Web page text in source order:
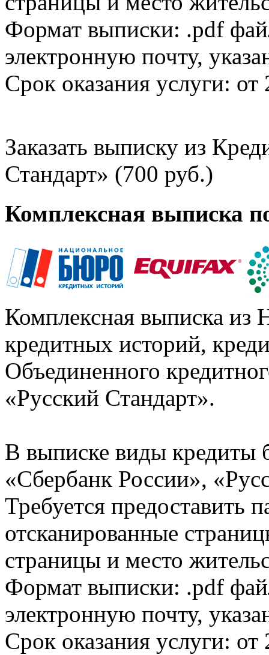
Формат выписки: .pdf
электронную почту,
Срок оказания услуги: от
Заказать выписку из
Стандарт» (700 руб.)
Комплексная выписка
Комплексная выписка из
кредитных историй,
Объединенного
«Русский Стандарт».
В выписке виды кредиты
«Сбербанк России»,
Требуется предоставить
отсканированные
страницы и место
Формат выписки: .pdf
электронную почту,
Срок оказания услуги: от